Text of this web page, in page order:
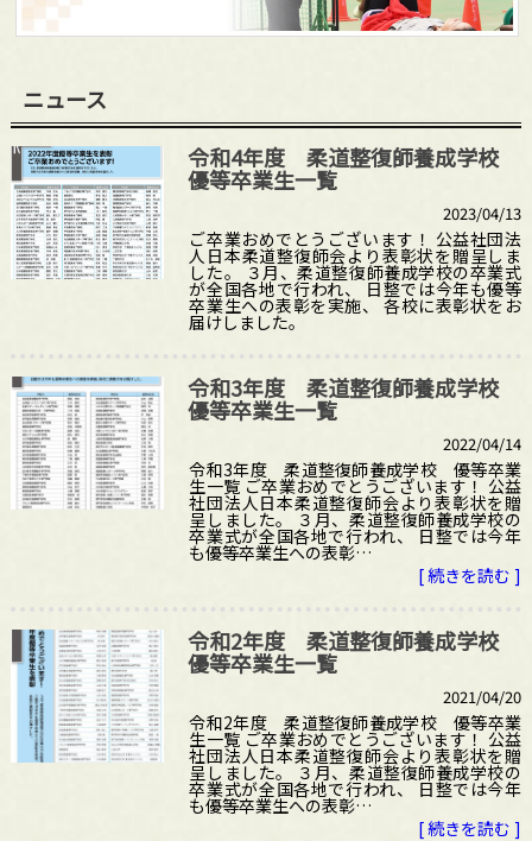
ニュース
令和4年度 柔道整復師養成学校
優等卒業生一覧
2023/04/13
ご卒業おめでとうございます！ 公益社団法
人日本柔道整復師会より表彰状を贈呈しま
した。 ３月、柔道整復師養成学校の卒業式
が全国各地で行われ、 日整では今年も優等
卒業生への表彰を実施、 各校に表彰状をお
届けしました。
令和3年度 柔道整復師養成学校
優等卒業生一覧
2022/04/14
令和3年度 柔道整復師養成学校 優等卒業
生一覧 ご卒業おめでとうございます！ 公益
社団法人日本柔道整復師会より表彰状を贈
呈しました。 ３月、柔道整復師養成学校の
卒業式が全国各地で行われ、 日整では今年
も優等卒業生への表彰…
[ 続きを読む ]
令和2年度 柔道整復師養成学校
優等卒業生一覧
2021/04/20
令和2年度 柔道整復師養成学校 優等卒業
生一覧 ご卒業おめでとうございます！ 公益
社団法人日本柔道整復師会より表彰状を贈
呈しました。 ３月、柔道整復師養成学校の
卒業式が全国各地で行われ、 日整では今年
も優等卒業生への表彰…
[ 続きを読む ]